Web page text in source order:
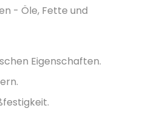
- Öle, Fette und
Eigenschaften.